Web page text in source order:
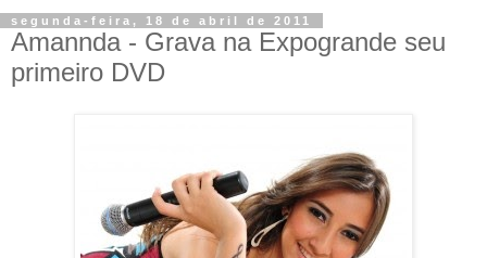
segunda-feira, 18 de abril de 2011
Amannda - Grava na Expogrande seu
primeiro DVD